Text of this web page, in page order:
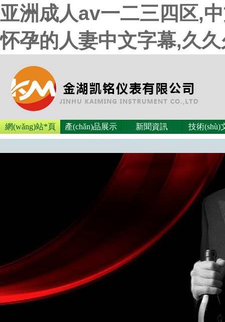
亚洲成人av一二三四区,
怀孕的人妻中文字幕,久
金湖凱銘儀表有限公司LOGO
網(wǎng)站*頁 產(chǎn)品展示 新聞資訊 技術(shù)